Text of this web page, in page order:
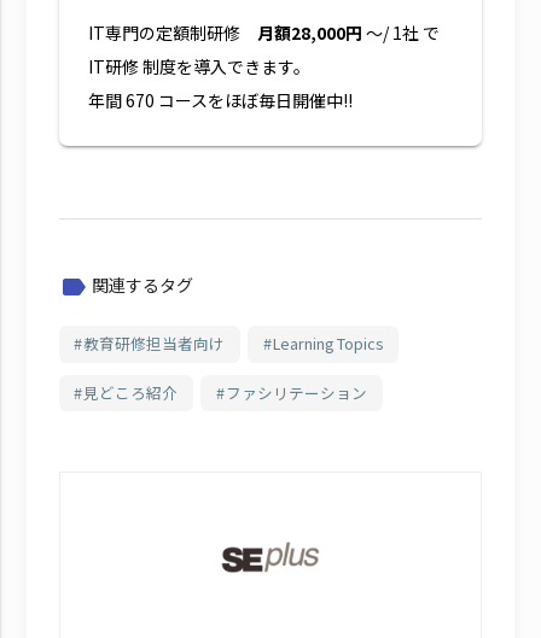
IT専門の定額制研修 月額28,000円 ～/ 1社 で
IT研修 制度を導入できます。
年間 670 コースをほぼ毎日開催中!!
label 関連するタグ
教育研修担当者向け Learning Topics
見どころ紹介 ファシリテーション